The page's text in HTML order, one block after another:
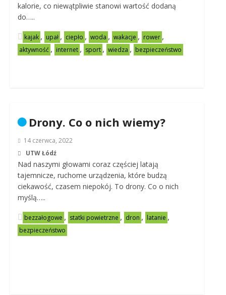
kalorie, co niewątpliwie stanowi wartość dodaną
do…..
kajak , upał , ciepło , woda , wakacje , rower ,
aktywność , internet , sport , wiedza , bezpieczeństwo
Drony. Co o nich wiemy?
14 czerwca, 2022
UTW Łódź
Nad naszymi głowami coraz częściej latają
tajemnicze, ruchome urządzenia, które budzą
ciekawość, czasem niepokój. To drony. Co o nich
myślą…..
bezzałogowe , statki powietrzne , dron , latanie ,
bezpieczeństwo